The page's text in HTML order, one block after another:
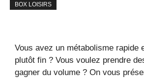
BOX LOISIRS
Vous avez un métabolisme rapide
plutôt fin ? Vous voulez prendre
gagner du volume ? On vous